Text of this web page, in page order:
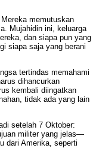
memutuskan
Mujahidin ini, keluarga
dan siapa pun yang
siapa saja yang berani
tertindas memahami
dihancurkan
kembali diingatkan
tidak ada yang lain
setelah 7 Oktober:
militer yang jelas—
dari Amerika, seperti